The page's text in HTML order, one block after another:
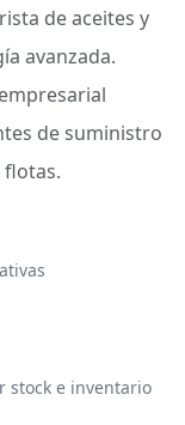
de aceites y
avanzada.
de suministro
flotas.
stock e inventario